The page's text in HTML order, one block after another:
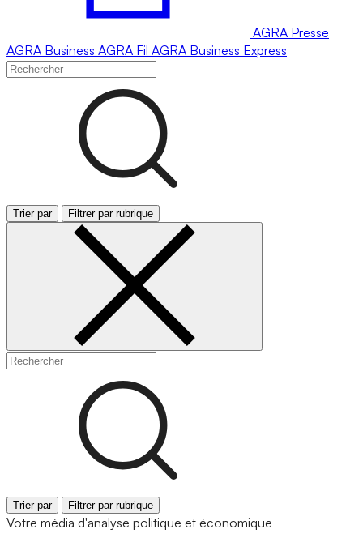
AGRA Presse
AGRA Business AGRA Fil AGRA Business Express
Trier par Filtrer par rubrique
Trier par Filtrer par rubrique
Votre média d'analyse politique et économique